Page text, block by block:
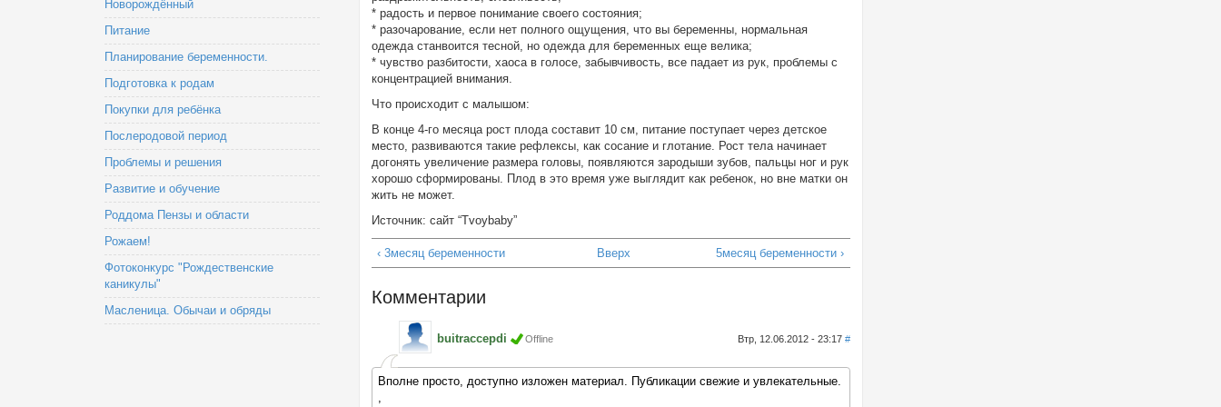
Новорождённый
Питание
Планирование беременности.
Подготовка к родам
Покупки для ребёнка
Послеродовой период
Проблемы и решения
Развитие и обучение
Роддома Пензы и области
Рожаем!
Фотоконкурс "Рождественские
каникулы"
Масленица. Обычаи и обряды
* радость и первое понимание своего состояния;
* разочарование, если нет полного ощущения, что вы беременны, нормальная
одежда станвоится тесной, но одежда для беременных еще велика;
* чувство разбитости, хаоса в голосе, забывчивость, все падает из рук, проблемы с
концентрацией внимания.
Что происходит с малышом:
В конце 4-го месяца рост плода составит 10 см, питание поступает через детское
место, развиваются такие рефлексы, как сосание и глотание. Рост тела начинает
догонять увеличение размера головы, появляются зародыши зубов, пальцы ног и рук
хорошо сформированы. Плод в это время уже выглядит как ребенок, но вне матки он
жить не может.
Источник: сайт “Tvoybaby”
‹ 3месяц беременности Вверх 5месяц беременности ›
Комментарии
buitraccepdi Offline Втр, 12.06.2012 - 23:17 #
Вполне просто, доступно изложен материал. Публикации свежие и увлекательные.
,